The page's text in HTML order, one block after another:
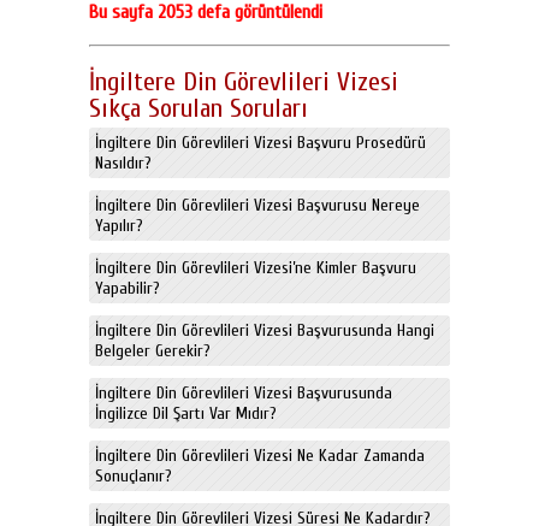
Bu sayfa 2053 defa görüntülendi
İngiltere Din Görevlileri Vizesi
Sıkça Sorulan Soruları
İngiltere Din Görevlileri Vizesi Başvuru Prosedürü
Nasıldır?
İngiltere Din Görevlileri Vizesi Başvurusu Nereye
Yapılır?
İngiltere Din Görevlileri Vizesi’ne Kimler Başvuru
Yapabilir?
İngiltere Din Görevlileri Vizesi Başvurusunda Hangi
Belgeler Gerekir?
İngiltere Din Görevlileri Vizesi Başvurusunda
İngilizce Dil Şartı Var Mıdır?
İngiltere Din Görevlileri Vizesi Ne Kadar Zamanda
Sonuçlanır?
İngiltere Din Görevlileri Vizesi Süresi Ne Kadardır?